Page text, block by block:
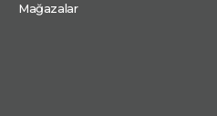
Mağazalar